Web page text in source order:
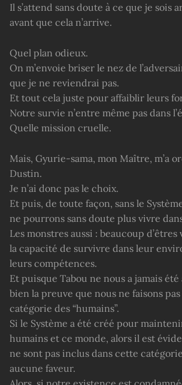
Il s’attend sans doute à ce que je sois
avant que cela n’arrive.
Quel plan odieux.
On m’envoie briser le nez de
que je ne reviendrai pas.
Et tout cela juste pour affaiblir leurs
Notre survie n’entre même pas dans
Quelle mission cruelle.
Mais, Gyurie-sama, mon Maître, m’a
Dustin.
Je n’ai donc pas le choix.
Et puis, de toute façon, sans le
ne pourrons sans doute plus vivre
Les monstres aussi : beaucoup
la capacité de survivre dans leur
leurs compétences.
Et puisque Tabou ne nous a jamais
bien la preuve que nous ne faisons
catégorie des “humains”.
Si le Système a été créé pour
humains et ce monde, alors il est
ne sont pas inclus dans cette
aucune faveur.